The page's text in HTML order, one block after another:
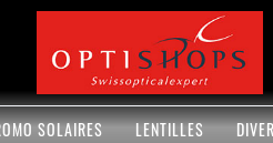
SOLAIRES LENTILLES